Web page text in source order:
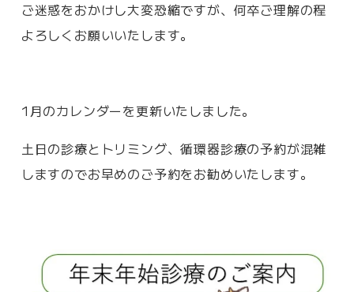
ご迷惑をおかけし大変恐縮ですが、何卒ご理解の程
よろしくお願いいたします。
1月のカレンダーを更新いたしました。
土日の診療とトリミング、循環器診療の予約が混雑
しますのでお早めのご予約をお勧めいたします。